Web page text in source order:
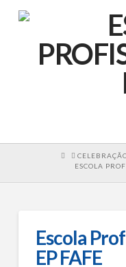
HOME
ESCOLA
Escola
EP FAFE